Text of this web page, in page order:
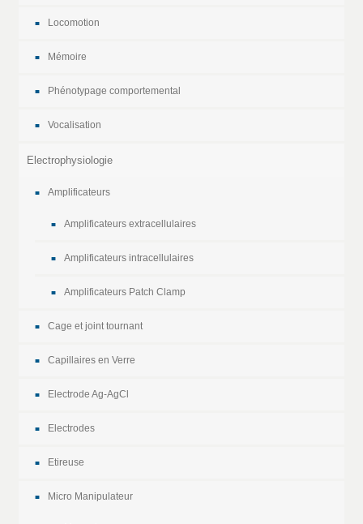
Locomotion
Mémoire
Phénotypage comportemental
Vocalisation
Electrophysiologie
Amplificateurs
Amplificateurs extracellulaires
Amplificateurs intracellulaires
Amplificateurs Patch Clamp
Cage et joint tournant
Capillaires en Verre
Electrode Ag-AgCl
Electrodes
Etireuse
Micro Manipulateur